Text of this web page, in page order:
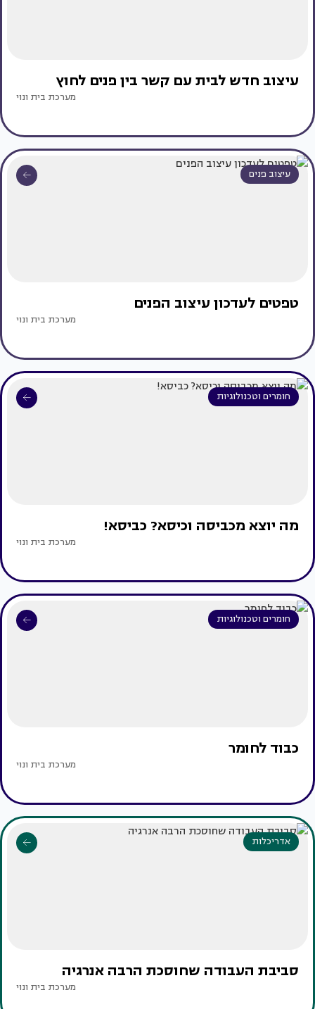
עיצוב חדש לבית עם קשר בין פנים לחוץ
מערכת בית ונוי
עיצוב פנים
טפטים לעדכון עיצוב הפנים
מערכת בית ונוי
חומרים וטכנולוגיות
מה יוצא מכביסה וכיסא? כביסא!
מערכת בית ונוי
חומרים וטכנולוגיות
כבוד לחומר
מערכת בית ונוי
אדריכלות
סביבת העבודה שחוסכת הרבה אנרגיה
מערכת בית ונוי